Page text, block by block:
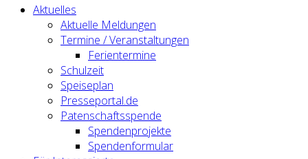
Aktuelles
Aktuelle Meldungen
Termine / Veranstaltungen
Ferientermine
Schulzeit
Speiseplan
Presseportal.de
Patenschaftsspende
Spendenprojekte
Spendenformular